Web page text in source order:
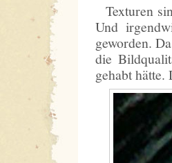
Texturen
Und
geworden.
die
gehabt